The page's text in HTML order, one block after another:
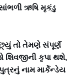
ઋષિ મૃકંડુ
તો તેમણે સંપૂર્ણ
શિવજીની કૃપા થશે,
નામ માર્કેન્ડેય